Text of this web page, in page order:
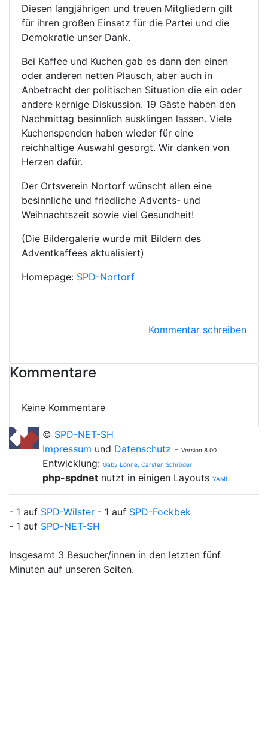
Diesen langjährigen und treuen Mitgliedern gilt
für ihren großen Einsatz für die Partei und die
Demokratie unser Dank.
Bei Kaffee und Kuchen gab es dann den einen
oder anderen netten Plausch, aber auch in
Anbetracht der politischen Situation die ein oder
andere kernige Diskussion. 19 Gäste haben den
Nachmittag besinnlich ausklingen lassen. Viele
Kuchenspenden haben wieder für eine
reichhaltige Auswahl gesorgt. Wir danken von
Herzen dafür.
Der Ortsverein Nortorf wünscht allen eine
besinnliche und friedliche Advents- und
Weihnachtszeit sowie viel Gesundheit!
(Die Bildergalerie wurde mit Bildern des
Adventkaffees aktualisiert)
Homepage: SPD-Nortorf
Kommentar schreiben
Kommentare
Keine Kommentare
© SPD-NET-SH
Impressum und Datenschutz - Version 8.00
Entwicklung: Gaby Lönne, Carsten Schröder
php-spdnet nutzt in einigen Layouts YAML
- 1 auf SPD-Wilster - 1 auf SPD-Fockbek
- 1 auf SPD-NET-SH
Insgesamt 3 Besucher/innen in den letzten fünf
Minuten auf unseren Seiten.